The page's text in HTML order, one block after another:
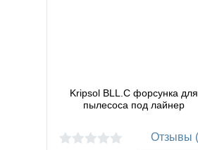
Kripsol BLL.C форсунка для
пылесоса под лайнер
Отзывы